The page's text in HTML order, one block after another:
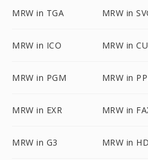
MRW in TGA MRW in
MRW in ICO MRW in
MRW in PGM MRW in
MRW in EXR MRW in
MRW in G3 MRW in